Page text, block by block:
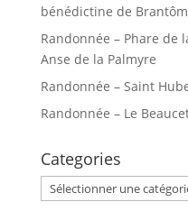
bénédictine de
Randonnée – Phare de
Anse de la Palmyre
Randonnée – Saint
Randonnée – Le
Categories
Categories